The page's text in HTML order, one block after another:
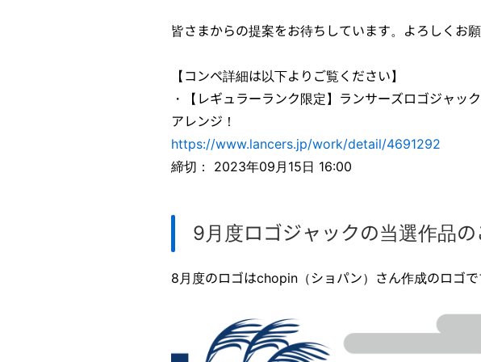
皆さまからの提案をお待ちしています。よろしくお
【コンペ詳細は以下よりご覧ください】
・【レギュラーランク限定】ランサーズロゴジャッ
アレンジ！
https://www.lancers.jp/work/detail/4691292
締切： 2023年09月15日 16:00
9月度ロゴジャックの当選作品の
8月度のロゴはchopin（ショパン）さん作成のロゴで